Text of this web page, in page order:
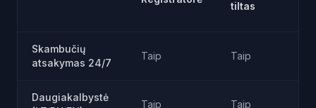
tiltas
Skambučių
atsakymas 24/7
Taip Taip
Daugiakalbystė
Taip Taip